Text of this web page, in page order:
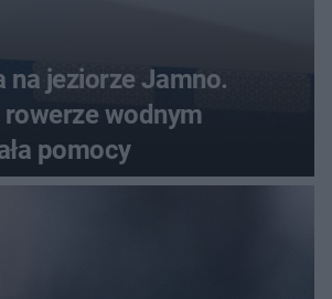
na jeziorze Jamno.
rowerze wodnym
pomocy